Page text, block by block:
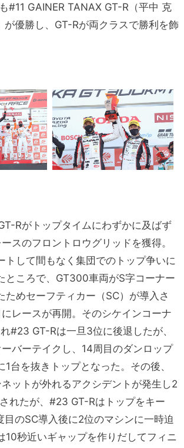
#11 GAINER TANAX GT-R（平中 克
が優勝し、GT-Rが両クラスで勝利を飾
Rがトップタイムにわずかに及ばず
スのフロントロウグリッドを獲得。
トして間もなく集団でのトップ争いに
ところで、GT300車両がS字コーナー
ためセーフティカー（SC）が導入さ
レースが再開。そのシケインコーナ
#23 GT-Rは一旦3位に後退したが、
バーテイクし、14周目のダンロップ
1台を抜きトップとなった。その後、
ットが外れるアクシデントが発生し2
れたが、#23 GT-Rはトップをキー
のSC導入後に2位のマシンに一時迫
10秒近いギャップを作りだしてフィニ